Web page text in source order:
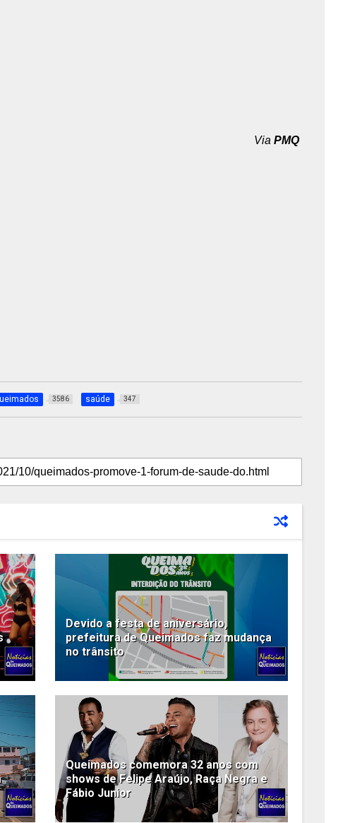
Via PMQ
3586 saúde 347
Devido a festa de aniversário,
prefeitura de Queimados faz mudança
no trânsito
Queimados comemora 32 anos com
shows de Felipe Araújo, Raça Negra e
Fábio Junior